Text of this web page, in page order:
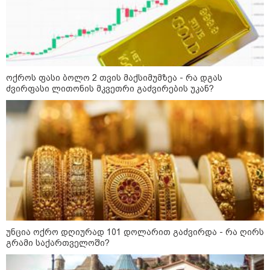
12:34 / 08-08-2026
რას აცხადებს ირაკლი კობახიძე
ელექტროენერგიის რამდენჯერმე
გათიშვასთან დაკავშირებით?
19:32 / 08-08-2026
"სიმბოლურია, რომ კობახიძის
მოღალატეობრივი განცხადება
საქართველოს
თავისუფლებისთვის შეწირული
გმირების მემორიალზე
გაკეთდა" - "ნაციონალური
მოძრაობა"
19:03 / 08-08-2026
კობახიძის განცხადებას" -
"კოალიცია ცვლილებისთვის"
ოქროს ფასი ბოლო 2 თვის მაქსიმუმზეა - რა დგას
ძვირფასი ლითონის მკვეთრი გაძვირების უკან?
უნცია ოქრო დღიურად 101 დოლარით გაძვირდა - რა ღირს
გრამი საქართველოში?